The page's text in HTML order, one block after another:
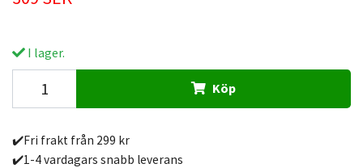
I lager.
Köp
✔️Fri frakt från 299 kr
✔️1-4 vardagars snabb leverans